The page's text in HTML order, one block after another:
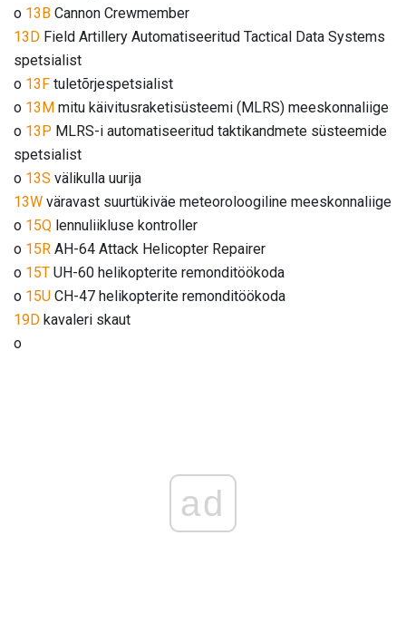
o 13B Cannon Crewmember
13D Field Artillery Automatiseeritud Tactical Data Systems
spetsialist
o 13F tuletõrjespetsialist
o 13M mitu käivitusraketisüsteemi (MLRS) meeskonnaliige
o 13P MLRS-i automatiseeritud taktikandmete süsteemide
spetsialist
o 13S välikulla uurija
13W väravast suurtükiväe meteoroloogiline meeskonnaliige
o 15Q lennuliikluse kontroller
o 15R AH-64 Attack Helicopter Repairer
o 15T UH-60 helikopterite remonditöökoda
o 15U CH-47 helikopterite remonditöökoda
19D kavaleri skaut
o
ad